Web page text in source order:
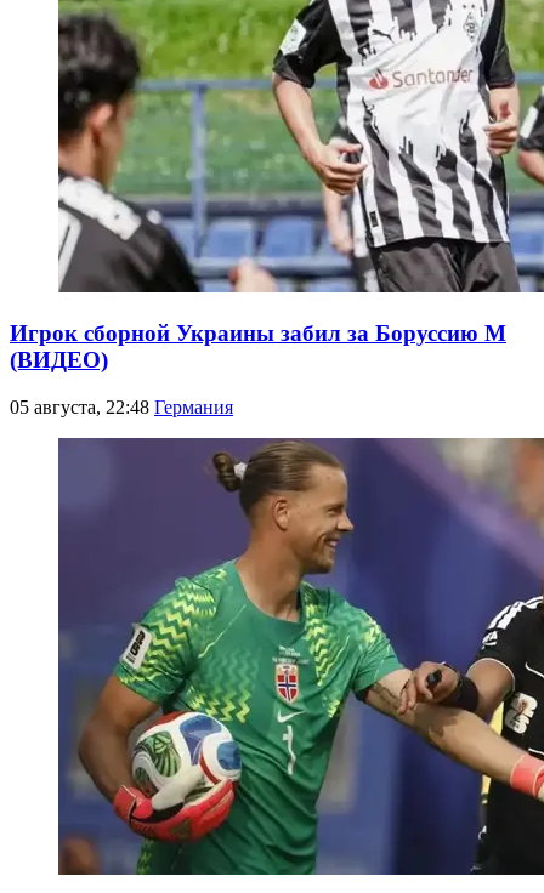
Игрок сборной Украины забил за Боруссию М
(ВИДЕО)
05 августа, 22:48 Германия